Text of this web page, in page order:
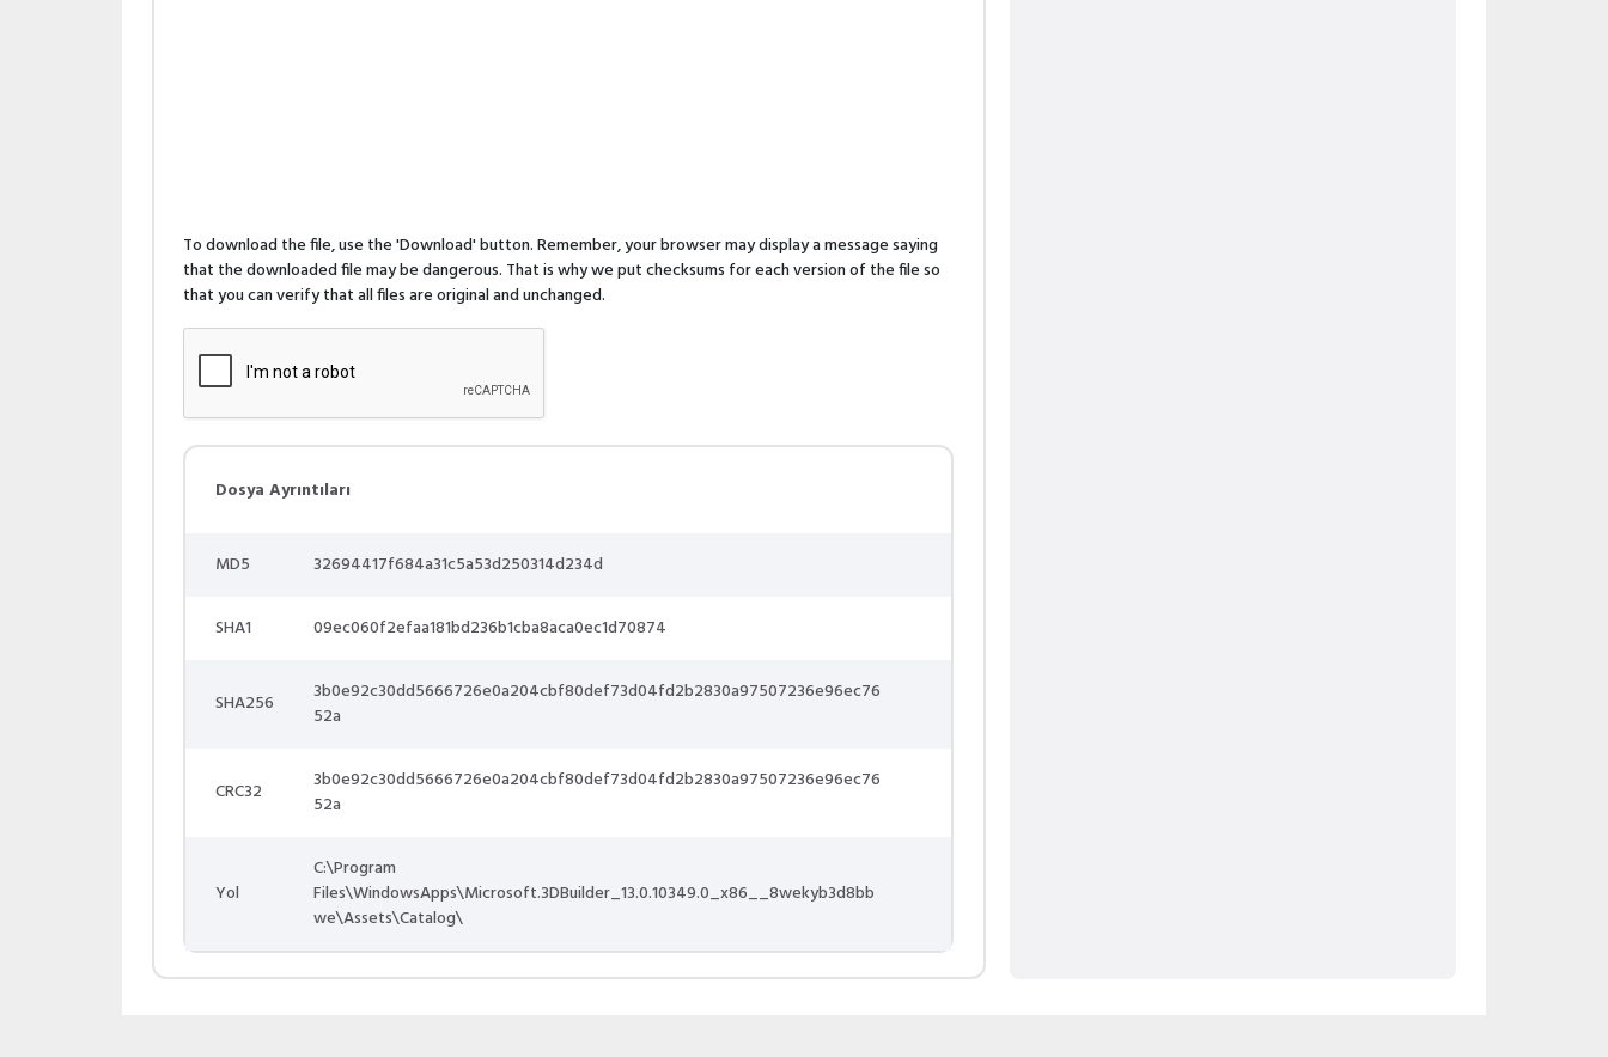
To download the file, use the 'Download' button. Remember, your browser may display a message saying
that the downloaded file may be dangerous. That is why we put checksums for each version of the file so
that you can verify that all files are original and unchanged.
Dosya Ayrıntıları
MD5 32694417f684a31c5a53d250314d234d
SHA1 09ec060f2efaa181bd236b1cba8aca0ec1d70874
SHA256
3b0e92c30dd5666726e0a204cbf80def73d04fd2b2830a97507236e96ec76
52a
CRC32
3b0e92c30dd5666726e0a204cbf80def73d04fd2b2830a97507236e96ec76
52a
Yol
C:\Program
Files\WindowsApps\Microsoft.3DBuilder_13.0.10349.0_x86__8wekyb3d8bb
we\Assets\Catalog\